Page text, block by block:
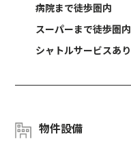
病院まで徒歩圏内
スーパーまで徒歩圏内
シャトルサービスあり
物件設備